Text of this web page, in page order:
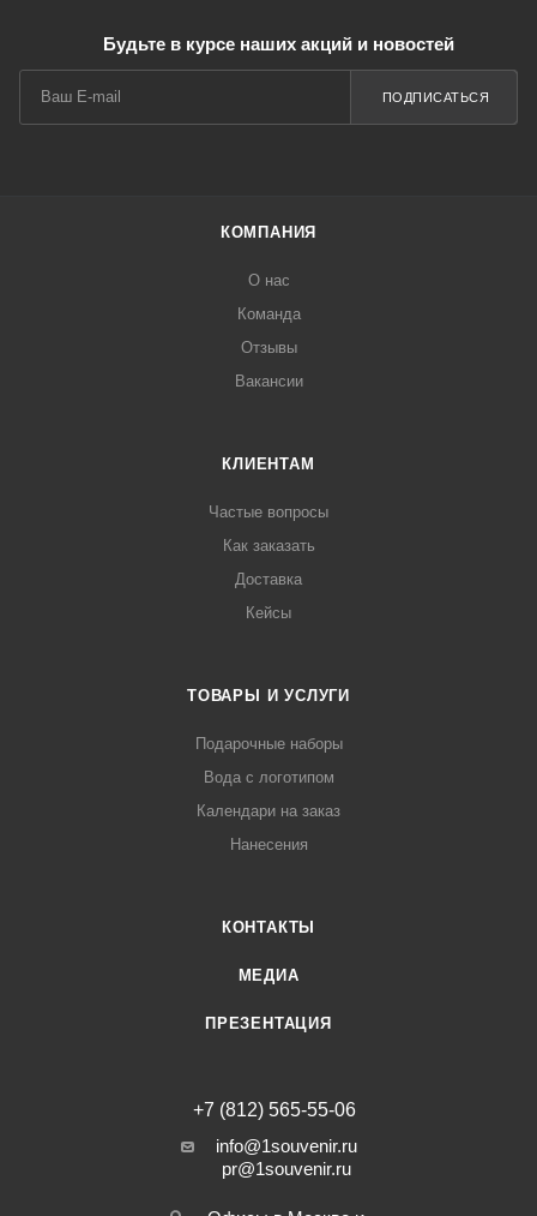
Будьте в курсе наших акций и новостей
ПОДПИСАТЬСЯ
КОМПАНИЯ
О нас
Команда
Отзывы
Вакансии
КЛИЕНТАМ
Частые вопросы
Как заказать
Доставка
Кейсы
ТОВАРЫ И УСЛУГИ
Подарочные наборы
Вода с логотипом
Календари на заказ
Нанесения
КОНТАКТЫ
МЕДИА
ПРЕЗЕНТАЦИЯ
+7 (812) 565-55-06
info@1souvenir.ru
pr@1souvenir.ru